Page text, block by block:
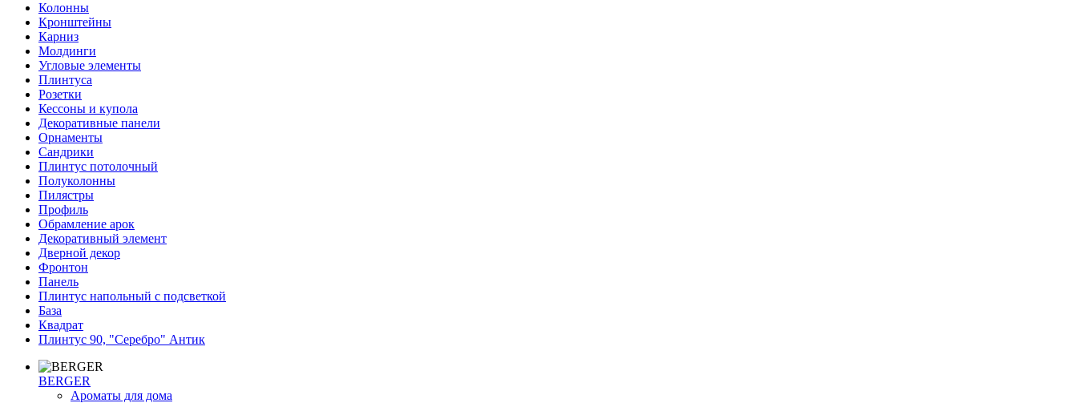
Колонны
Кронштейны
Карниз
Молдинги
Угловые элементы
Плинтуса
Розетки
Кессоны и купола
Декоративные панели
Орнаменты
Сандрики
Плинтус потолочный
Полуколонны
Пилястры
Профиль
Обрамление арок
Декоративный элемент
Дверной декор
Фронтон
Панель
Плинтус напольный с подсветкой
База
Квадрат
Плинтус 90, "Серебро" Антик
BERGER
Ароматы для дома